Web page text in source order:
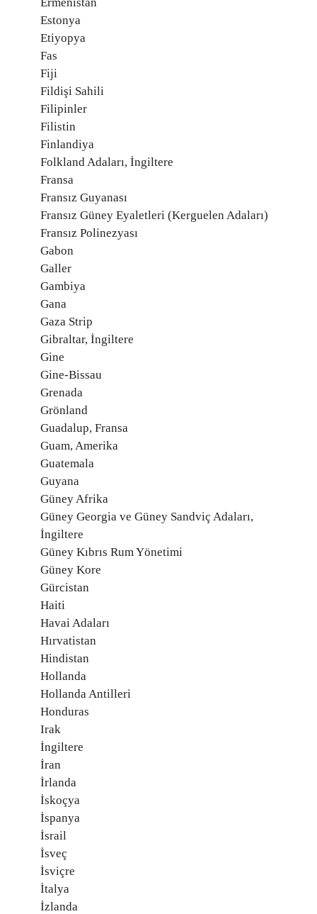
Estonya
Etiyopya
Fas
Fiji
Fildişi Sahili
Filipinler
Filistin
Finlandiya
Folkland Adaları, İngiltere
Fransa
Fransız Guyanası
Fransız Güney Eyaletleri (Kerguelen Adaları)
Fransız Polinezyası
Gabon
Galler
Gambiya
Gana
Gaza Strip
Gibraltar, İngiltere
Gine
Gine-Bissau
Grenada
Grönland
Guadalup, Fransa
Guam, Amerika
Guatemala
Guyana
Güney Afrika
Güney Georgia ve Güney Sandviç Adaları,
İngiltere
Güney Kıbrıs Rum Yönetimi
Güney Kore
Gürcistan
Haiti
Havai Adaları
Hırvatistan
Hindistan
Hollanda
Hollanda Antilleri
Honduras
Irak
İngiltere
İran
İrlanda
İskoçya
İspanya
İsrail
İsveç
İsviçre
İtalya
İzlanda